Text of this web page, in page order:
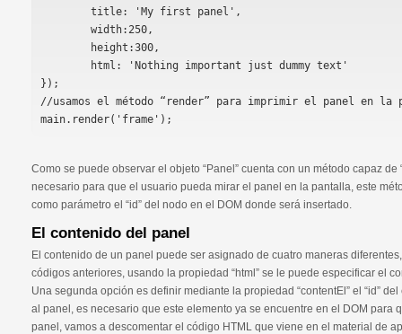
});
//usamos el método “render” para imprimir el panel en la
Como se puede observar el objeto “Panel” cuenta con un método capaz de
necesario para que el usuario pueda mirar el panel en la pantalla, este
como parámetro el “id” del nodo en el DOM donde será insertado.
El contenido del panel
El contenido de un panel puede ser asignado de cuatro maneras
códigos anteriores, usando la propiedad “html” se le puede especificar el
Una segunda opción es definir mediante la propiedad “contentEl” el “id”
al panel, es necesario que este elemento ya se encuentre en el DOM para
panel, vamos a descomentar el código HTML que viene en el material de